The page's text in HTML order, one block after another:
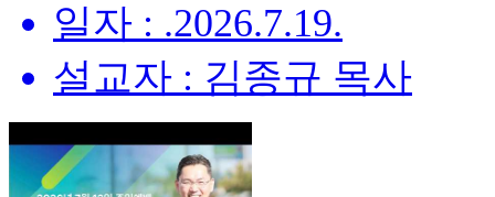
일자 : .2026.7.19.
설교자 : 김종규 목사